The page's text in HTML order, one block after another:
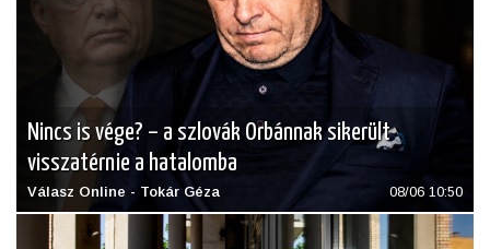
Nincs is vége? – a szlovák Orbánnak sikerült
visszatérnie a hatalomba
Válasz Online - Tokár Géza 08/06 10:50